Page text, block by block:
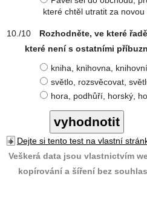
které chtěl utratit za novou
Rozhodněte, ve které
které není s ostatními
kniha, knihovna,
světlo, rozsvěcovat,
hora, podhůří, horský,
Dejte si tento test na vlastní
Veškerá data jsou vlastnictvím
kopírování a šíření bez